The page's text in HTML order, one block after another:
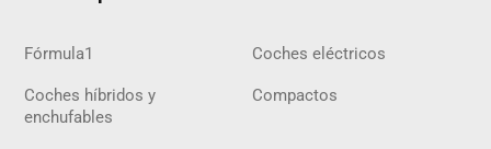
Fórmula1 Coches eléctricos
Coches híbridos y
enchufables
Compactos